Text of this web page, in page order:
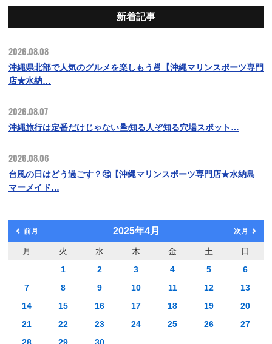
新着記事
2026.08.08
沖縄県北部で人気のグルメを楽しもう🍜【沖縄マリンスポーツ専門
店★水納…
2026.08.07
沖縄旅行は定番だけじゃない🏝️知る人ぞ知る穴場スポット…
2026.08.06
台風の日はどう過ごす？🤔【沖縄マリンスポーツ専門店★水納島
マーメイド…
前月 2025年4月 次月
月 火 水 木 金 土
日
1
2 3 4 5
6
7
8 9 10 11 12
13
14
15 16 17 18 19
20
21
22 23 24 25 26
27
28
29 30